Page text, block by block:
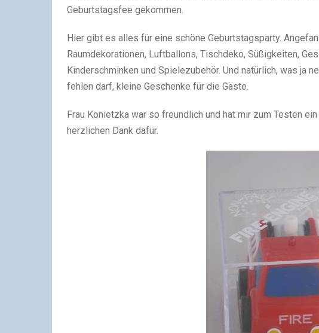
Geburtstagsfee gekommen.
Hier gibt es alles für eine schöne Geburtstagsparty.
Raumdekorationen, Luftballons, Tischdeko, Süßigkeiten,
Kinderschminken und Spielezubehör. Und natürlich, was ja
fehlen darf, kleine Geschenke für die Gäste.
Frau Konietzka war so freundlich und hat mir zum Testen
herzlichen Dank dafür.